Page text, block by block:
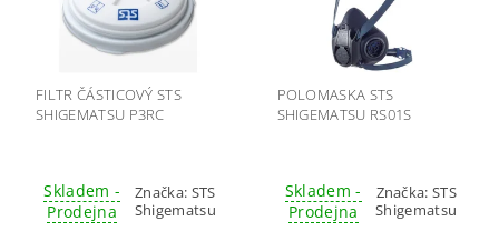
FILTR ČÁSTICOVÝ STS
SHIGEMATSU P3RC
Skladem -
Prodejna
Značka: STS
Shigematsu
POLOMASKA STS
SHIGEMATSU RS01S
Skladem -
Prodejna
Značka:STS
Shigematsu